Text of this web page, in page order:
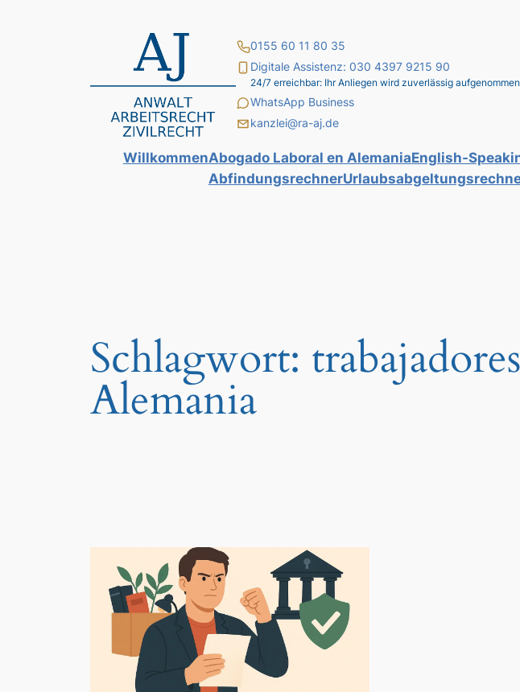
0155 60 11 80 35
Digitale Assistenz: 030 4397 9215 90
24/7 erreichbar: Ihr Anliegen wird zuverlässig
WhatsApp Business
kanzlei@ra-aj.de
WillkommenAbogado Laboral en AlemaniaEnglish-
Abfindungsrechner
Schlagwort:
Alemania